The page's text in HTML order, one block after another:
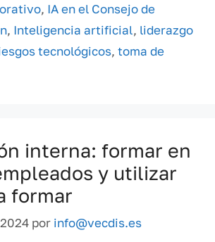
, IA en el Consejo de
, Inteligencia artificial, liderazgo
tecnológicos, toma de
interna: formar en
y utilizar
formar
por info@vecdis.es